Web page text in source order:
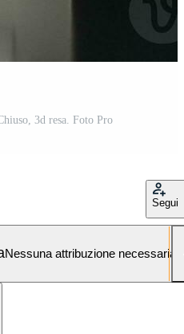
3d resa. Foto Pro
Segui
Nessuna attribuzione necessaria